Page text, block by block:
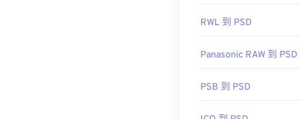
RWL 到 PSD
Panasonic RAW 到 PSD
PSB 到 PSD